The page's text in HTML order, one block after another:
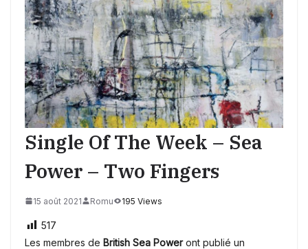
Single Of The Week – Sea
Power – Two Fingers
15 août 2021 Romu 195 Views
517
Les membres de British Sea Poweront publié un